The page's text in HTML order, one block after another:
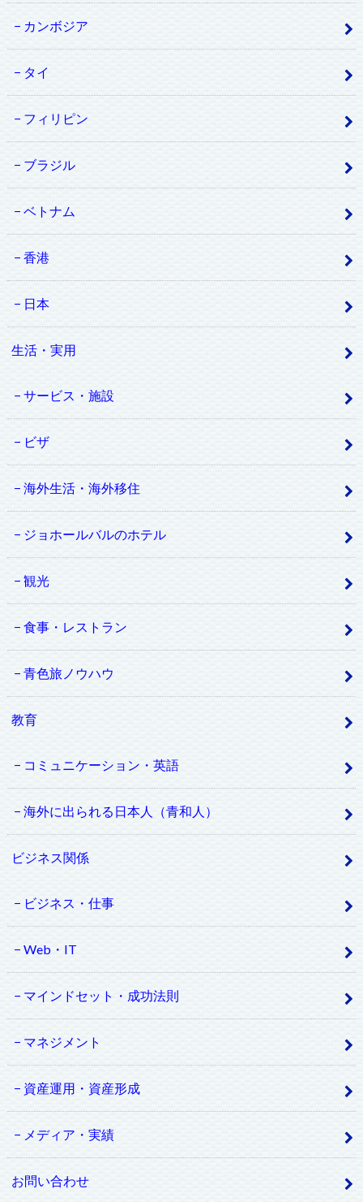
カンボジア
タイ
フィリピン
ブラジル
ベトナム
香港
日本
生活・実用
サービス・施設
ビザ
海外生活・海外移住
ジョホールバルのホテル
観光
食事・レストラン
青色旅ノウハウ
教育
コミュニケーション・英語
海外に出られる日本人（青和人）
ビジネス関係
ビジネス・仕事
Web・IT
マインドセット・成功法則
マネジメント
資産運用・資産形成
メディア・実績
お問い合わせ